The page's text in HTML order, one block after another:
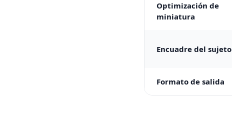
Optimización de
miniatura
Encuadre del sujeto
Formato de salida